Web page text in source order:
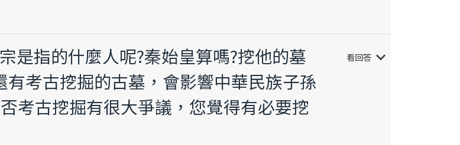
是指的什麼人呢?秦始皇算嗎?挖他的墓
考古挖掘的古墓，會影響中華民族子孫
考古挖掘有很大爭議，您覺得有必要挖
看回答 keyboard_arrow_down